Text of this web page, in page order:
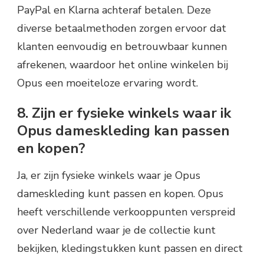
PayPal en Klarna achteraf betalen. Deze
diverse betaalmethoden zorgen ervoor dat
klanten eenvoudig en betrouwbaar kunnen
afrekenen, waardoor het online winkelen bij
Opus een moeiteloze ervaring wordt.
8. Zijn er fysieke winkels waar ik
Opus dameskleding kan passen
en kopen?
Ja, er zijn fysieke winkels waar je Opus
dameskleding kunt passen en kopen. Opus
heeft verschillende verkooppunten verspreid
over Nederland waar je de collectie kunt
bekijken, kledingstukken kunt passen en direct